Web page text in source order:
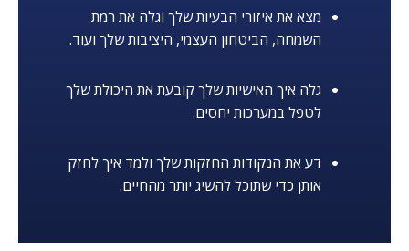
מצא את איזורי הבעיות שלך וגלה את רמת
השמחה, הביטחון העצמי, היציבות שלך ועוד.
גלה איך האישיות שלך קובעת את היכולת שלך
לטפל במערכות יחסים.
דע את הנקודות החזקות שלך ולמד איך לחזק
אותן כדי שתוכל להשיג יותר מהחיים.